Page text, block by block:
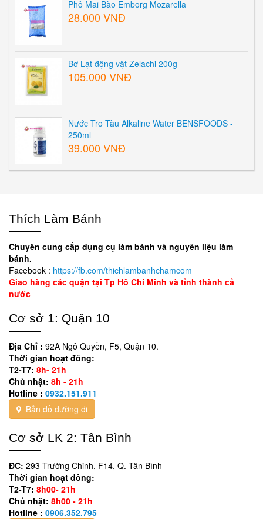
Phô Mai Bào Emborg Mozarella
28.000 VNĐ
Bơ Lạt động vật Zelachi 200g
105.000 VNĐ
Nước Tro Tàu Alkaline Water BENSFOODS -
250ml
39.000 VNĐ
Thích Làm Bánh
Chuyên cung cấp dụng cụ làm bánh và nguyên liệu làm
bánh.
Facebook : https://fb.com/thichlambanhchamcom
Giao hàng các quận tại Tp Hồ Chí Minh và tỉnh thành cả
nước
Cơ sở 1: Quận 10
Địa Chỉ : 92A Ngô Quyền, F5, Quận 10.
Thời gian hoạt đông:
T2-T7: 8h- 21h
Chủ nhật: 8h - 21h
Hotline : 0932.151.911
Bản đồ đường đi
Cơ sở LK 2: Tân Bình
ĐC: 293 Trường Chinh, F14, Q. Tân Bình
Thời gian hoạt đông:
T2-T7: 8h00- 21h
Chủ nhật: 8h00 - 21h
Hotline : 0906.352.795